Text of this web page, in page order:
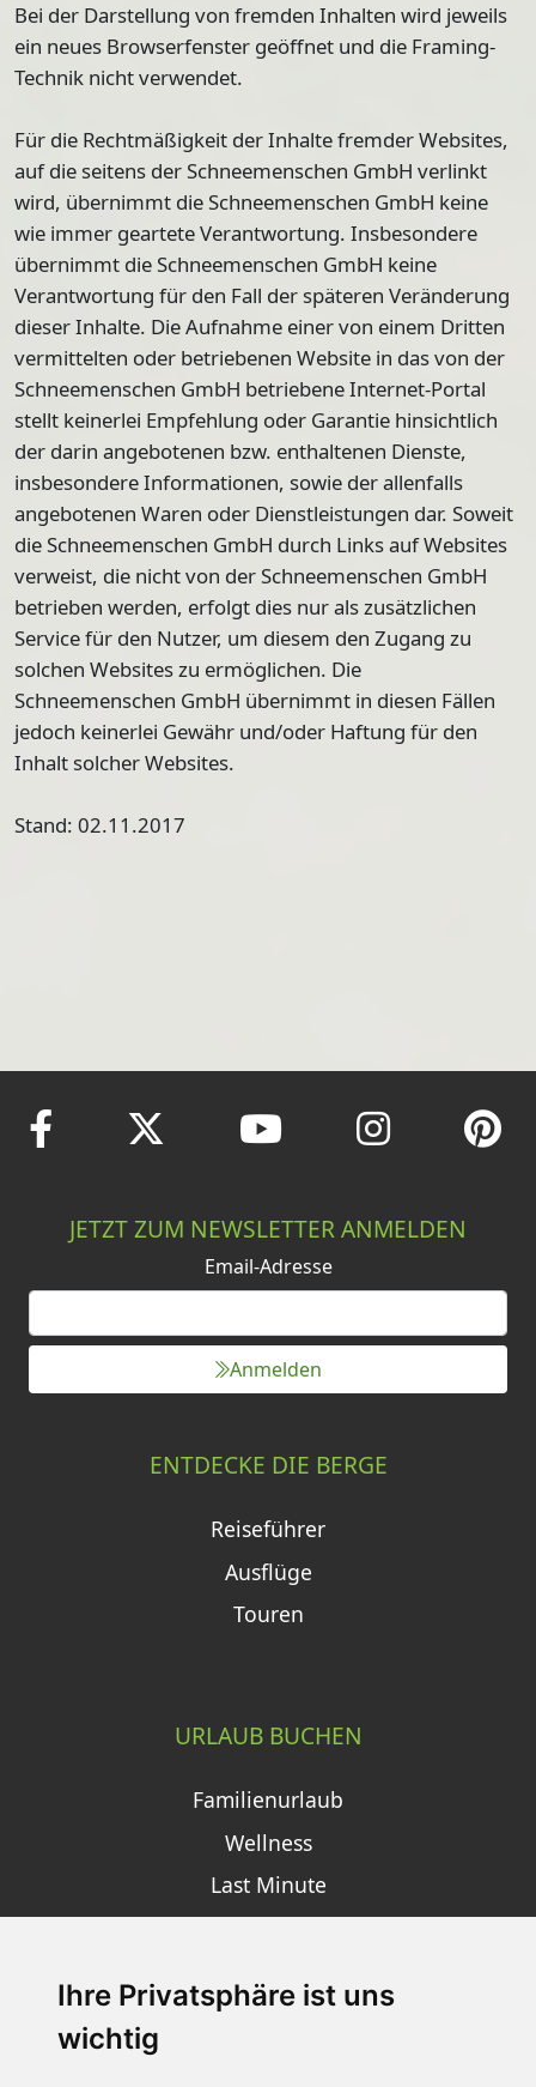
Ihre Privatsphäre ist uns
wichtig
Bei der Darstellung von fremden Inhalten wird jeweils
ein neues Browserfenster geöffnet und die Framing-
Technik nicht verwendet.
Für die Rechtmäßigkeit der Inhalte fremder Websites,
auf die seitens der Schneemenschen GmbH verlinkt
wird, übernimmt die Schneemenschen GmbH keine
wie immer geartete Verantwortung. Insbesondere
übernimmt die Schneemenschen GmbH keine
Verantwortung für den Fall der späteren Veränderung
dieser Inhalte. Die Aufnahme einer von einem Dritten
vermittelten oder betriebenen Website in das von der
Schneemenschen GmbH betriebene Internet-Portal
stellt keinerlei Empfehlung oder Garantie hinsichtlich
der darin angebotenen bzw. enthaltenen Dienste,
insbesondere Informationen, sowie der allenfalls
angebotenen Waren oder Dienstleistungen dar. Soweit
die Schneemenschen GmbH durch Links auf Websites
verweist, die nicht von der Schneemenschen GmbH
betrieben werden, erfolgt dies nur als zusätzlichen
Service für den Nutzer, um diesem den Zugang zu
solchen Websites zu ermöglichen. Die
Schneemenschen GmbH übernimmt in diesen Fällen
jedoch keinerlei Gewähr und/oder Haftung für den
Inhalt solcher Websites.
Stand: 02.11.2017
JETZT ZUM NEWSLETTER ANMELDEN
Email-Adresse
Anmelden
ENTDECKE DIE BERGE
Reiseführer
Ausflüge
Touren
URLAUB BUCHEN
Familienurlaub
Wellness
Last Minute
SCHNEEHÖHEN SKI APP
Die Schneehoehen Ski APP für iOS und Android - Ein